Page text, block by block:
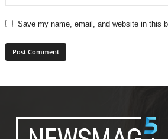
Save my name, email, and website in this